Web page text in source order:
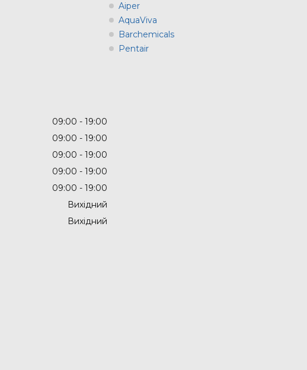
Aiper
AquaViva
Barchemicals
Pentair
09:00
19:00
09:00
19:00
09:00
19:00
09:00
19:00
09:00
19:00
Вихідний
Вихідний